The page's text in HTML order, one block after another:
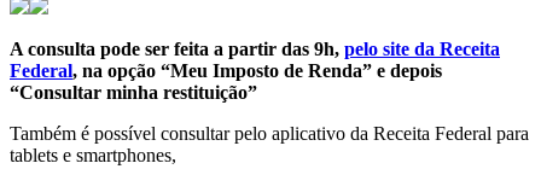
A consulta pode ser feita a partir das 9h, pelo site da Receita
Federal, na opção “Meu Imposto de Renda” e depois
“Consultar minha restituição”
Também é possível consultar pelo aplicativo da Receita Federal para
tablets e smartphones,